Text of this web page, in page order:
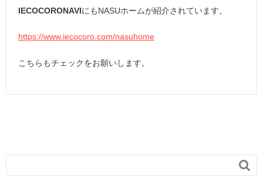
IECOCORONAVIにもNASUホームが紹介されています。
https://www.iecocoro.com/nasuhome
こちらもチェックをお願いします。
